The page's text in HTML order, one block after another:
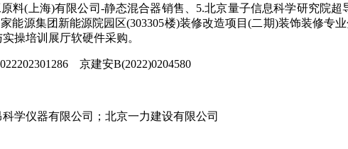
料(上海)有限公司-静态混合器销售、5.北京量子信息科学研究院
能源集团新能源院园区(303305楼)装修改造项目(二期)装饰装修
操培训展厅软硬件采购。
京建安B(2022)0204580
学仪器有限公司；北京一力建设有限公司